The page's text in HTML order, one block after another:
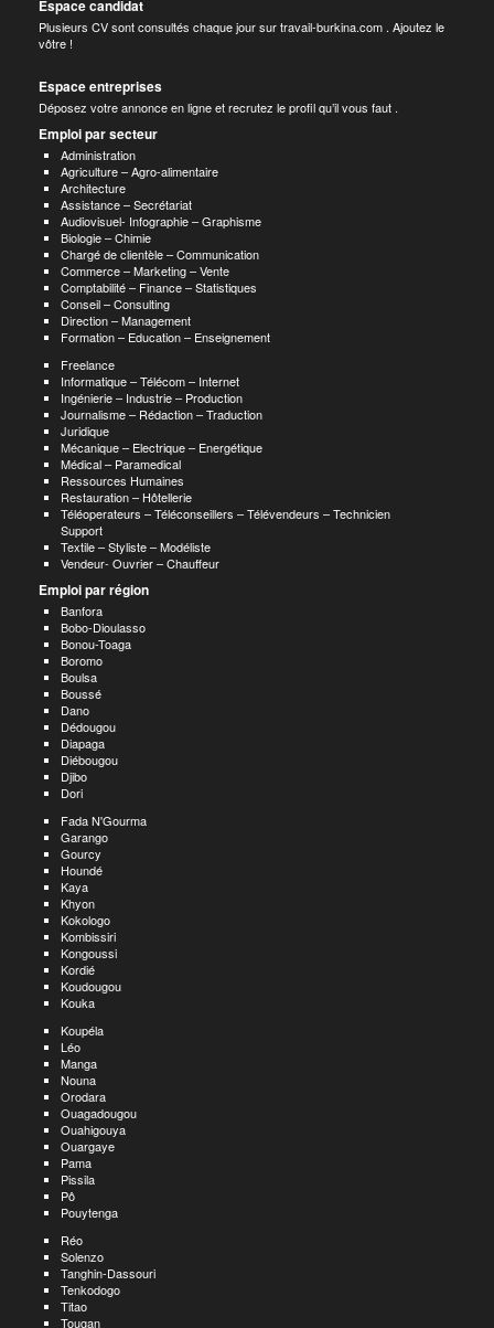
Espace candidat
Plusieurs CV sont consultés chaque jour sur travail-burkina.com . Ajoutez le
vôtre !
Espace entreprises
Déposez votre annonce en ligne et recrutez le profil qu’il vous faut .
Emploi par secteur
Administration
Agriculture – Agro-alimentaire
Architecture
Assistance – Secrétariat
Audiovisuel- Infographie – Graphisme
Biologie – Chimie
Chargé de clientèle – Communication
Commerce – Marketing – Vente
Comptabilité – Finance – Statistiques
Conseil – Consulting
Direction – Management
Formation – Education – Enseignement
Freelance
Informatique – Télécom – Internet
Ingénierie – Industrie – Production
Journalisme – Rédaction – Traduction
Juridique
Mécanique – Electrique – Energétique
Médical – Paramedical
Ressources Humaines
Restauration – Hôtellerie
Téléoperateurs – Téléconseillers – Télévendeurs – Technicien
Support
Textile – Styliste – Modéliste
Vendeur- Ouvrier – Chauffeur
Emploi par région
Banfora
Bobo-Dioulasso
Bonou-Toaga
Boromo
Boulsa
Boussé
Dano
Dédougou
Diapaga
Diébougou
Djibo
Dori
Fada N'Gourma
Garango
Gourcy
Houndé
Kaya
Khyon
Kokologo
Kombissiri
Kongoussi
Kordié
Koudougou
Kouka
Koupéla
Léo
Manga
Nouna
Orodara
Ouagadougou
Ouahigouya
Ouargaye
Pama
Pissila
Pô
Pouytenga
Réo
Solenzo
Tanghin-Dassouri
Tenkodogo
Titao
Tougan